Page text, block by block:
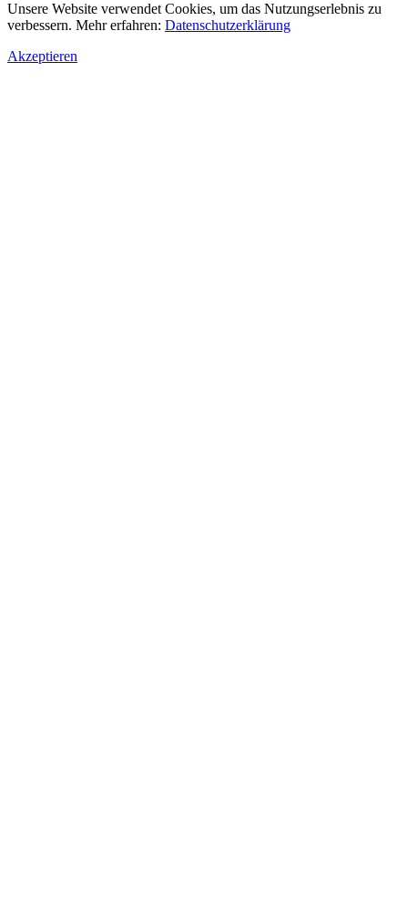
Unsere Website verwendet Cookies, um das Nutzungserlebnis zu
verbessern. Mehr erfahren: Datenschutzerklärung
Akzeptieren